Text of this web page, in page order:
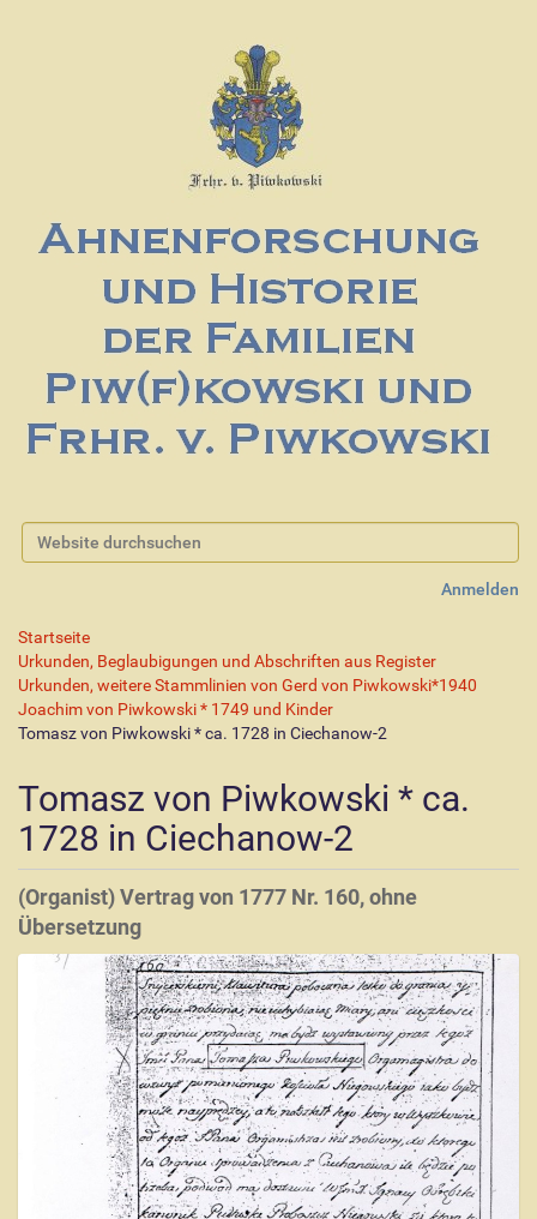
Website durchsuchen
Anmelden
Startseite
Urkunden, Beglaubigungen und Abschriften aus Register
Urkunden, weitere Stammlinien von Gerd von Piwkowski*1940
Joachim von Piwkowski * 1749 und Kinder
Tomasz von Piwkowski * ca. 1728 in Ciechanow-2
Tomasz von Piwkowski * ca.
1728 in Ciechanow-2
(Organist) Vertrag von 1777 Nr. 160, ohne
Übersetzung